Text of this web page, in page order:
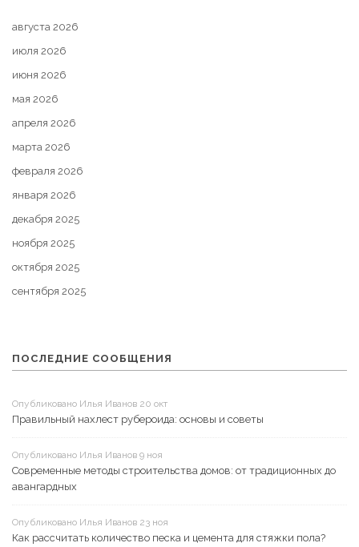
августа 2026
июля 2026
июня 2026
мая 2026
апреля 2026
марта 2026
февраля 2026
января 2026
декабря 2025
ноября 2025
октября 2025
сентября 2025
ПОСЛЕДНИЕ СООБЩЕНИЯ
Опубликовано Илья Иванов 20 окт
Правильный нахлест рубероида: основы и советы
Опубликовано Илья Иванов 9 ноя
Современные методы строительства домов: от традиционных до
авангардных
Опубликовано Илья Иванов 23 ноя
Как рассчитать количество песка и цемента для стяжки пола?